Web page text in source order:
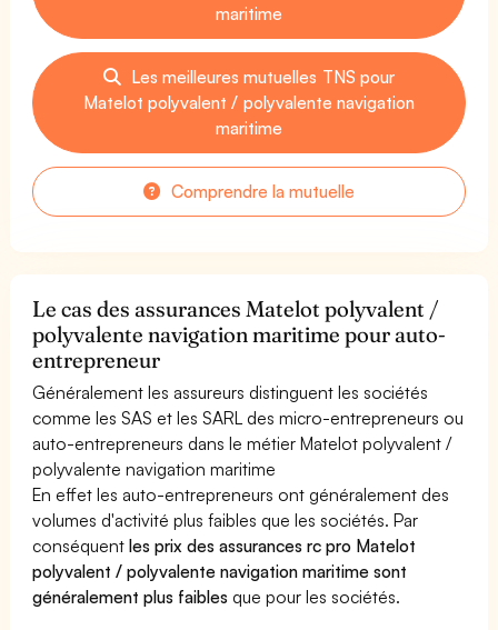
maritime
Les meilleures mutuelles TNS pour
Matelot polyvalent / polyvalente navigation
maritime
Comprendre la mutuelle
Le cas des assurances Matelot polyvalent /
polyvalente navigation maritime pour auto-
entrepreneur
Généralement les assureurs distinguent les sociétés
comme les SAS et les SARL des micro-entrepreneurs ou
auto-entrepreneurs dans le métier Matelot polyvalent /
polyvalente navigation maritime
En effet les auto-entrepreneurs ont généralement des
volumes d'activité plus faibles que les sociétés. Par
conséquentles prix des assurances rc pro Matelot
polyvalent / polyvalente navigation maritime sont
généralement plus faibles que pour les sociétés.